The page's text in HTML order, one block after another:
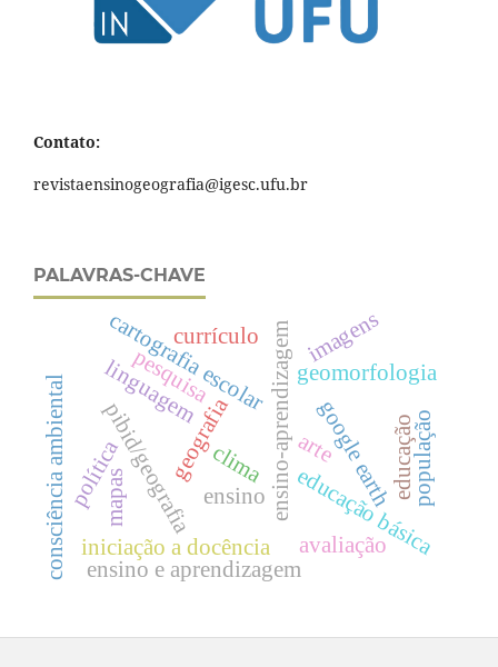
Contato:
revistaensinogeografia@igesc.ufu.br
PALAVRAS-CHAVE
clima ensino-aprendizagem
pibid/geografia
iniciação a docência educação básica
geografia
cartografia escolar
ensino e aprendizagem
google earth
geomorfologia
ensino
pesquisa
educaçãopopulação
política
consciência ambiental
imagens
linguagem
avaliação
arte
mapas
currículo